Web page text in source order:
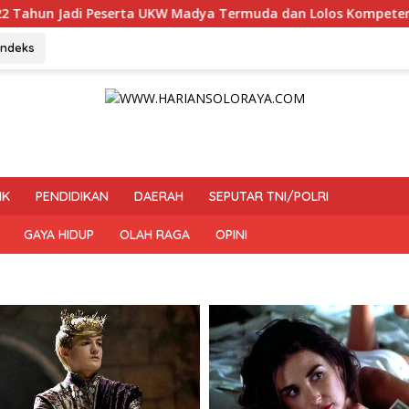
Madya Termuda dan Lolos Kompeten, Buktikan Usia
PENDIDIKAN DAERAH SEPUTAR TNI/POLRI
GAYA HIDUP OLAH RAGA OPINI